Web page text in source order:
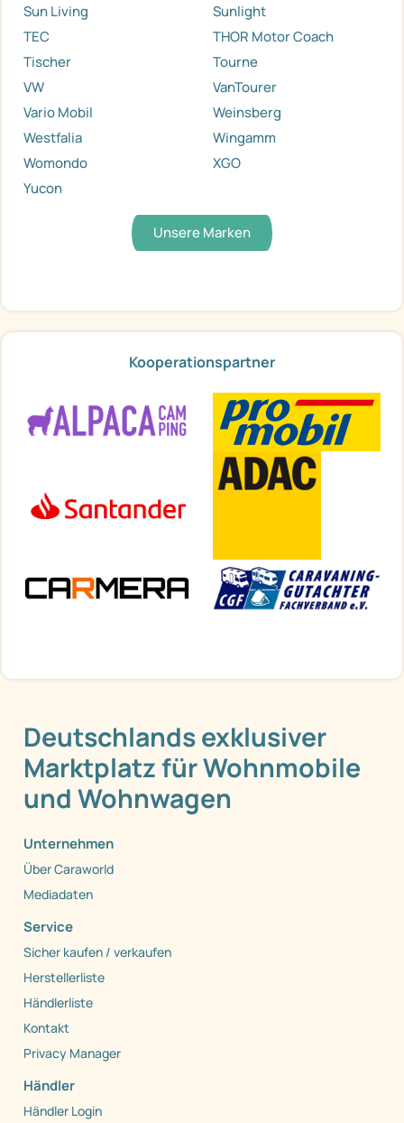
Sun Living
Sunlight
TEC
THOR Motor Coach
Tischer
Tourne
VW
VanTourer
Vario Mobil
Weinsberg
Westfalia
Wingamm
Womondo
XGO
Yucon
Unsere Marken
Kooperationspartner
Deutschlands exklusiver
Marktplatz für Wohnmobile
und Wohnwagen
Unternehmen
Über Caraworld
Mediadaten
Service
Sicher kaufen / verkaufen
Herstellerliste
Händlerliste
Kontakt
Privacy Manager
Händler
Händler Login